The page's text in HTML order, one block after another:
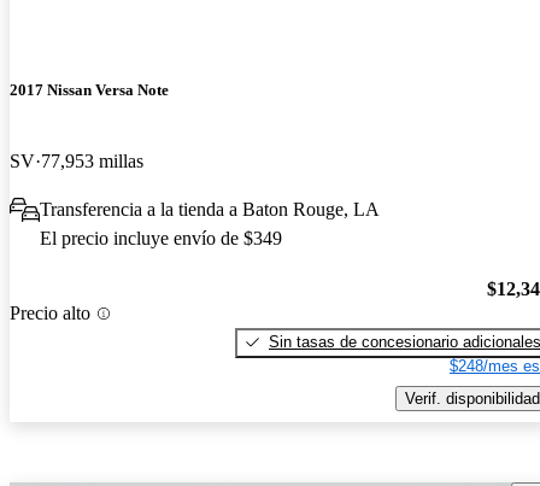
2017 Nissan Versa Note
SV 77,953 millas
Transferencia a la tienda a Baton Rouge, LA
El precio incluye envío de $349
Precio alto
Sin tasas de concesionario adicionales
$248/mes
Verif. disponibilidad